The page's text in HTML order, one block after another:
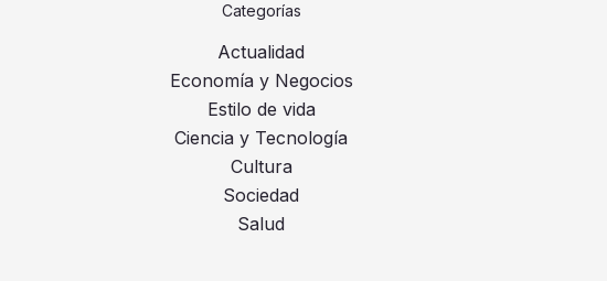
Categorías
Actualidad
Economía y Negocios
Estilo de vida
Ciencia y Tecnología
Cultura
Sociedad
Salud